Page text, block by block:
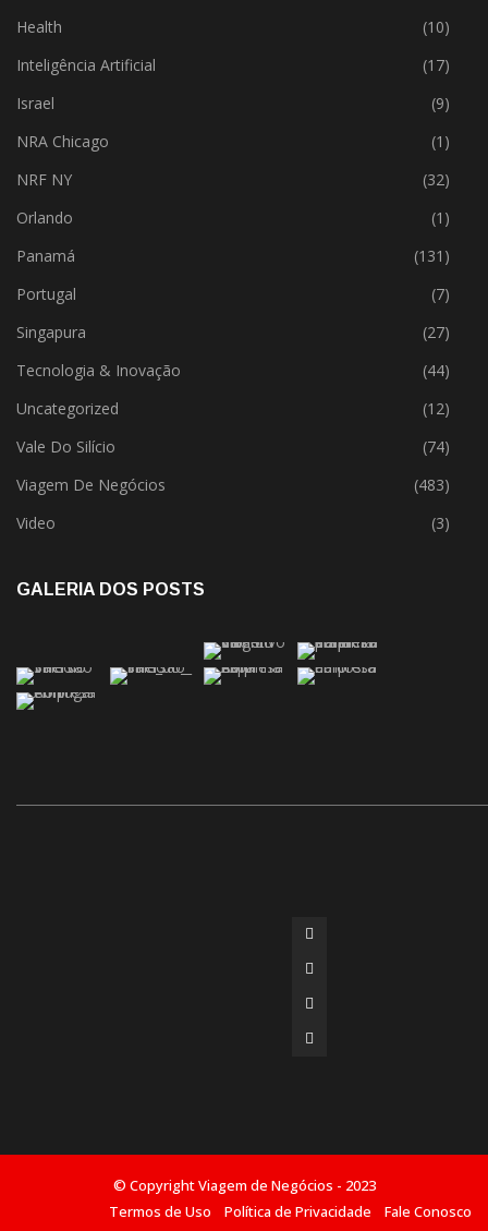
Health
(10)
Inteligência Artificial
(17)
Israel
(9)
NRA Chicago
(1)
NRF NY
(32)
Orlando
(1)
Panamá
(131)
Portugal
(7)
Singapura
(27)
Tecnologia & Inovação
(44)
Uncategorized
(12)
Vale Do Silício
(74)
Viagem De Negócios
(483)
Video
(3)
GALERIA DOS POSTS
© Copyright Viagem de Negócios - 2023
Termos de Uso
Política de Privacidade Fale Conosco